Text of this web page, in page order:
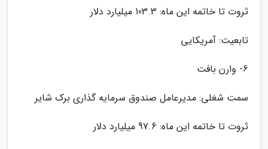
ثروت تا خاتمه این ماه: 103.3 میلیارد دلار
تابعیت: آمریکایی
6- وارن بافت
سمت شغلی: مدیرعامل صندوق سرمایه گذاری برک شایر
ثروت تا خاتمه این ماه: 97.6 میلیارد دلار